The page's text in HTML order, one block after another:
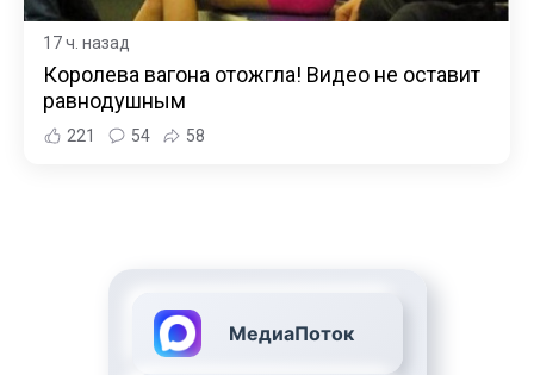
17 ч. назад
Королева вагона отожгла! Видео не оставит
равнодушным
221 54 58
МедиаПоток